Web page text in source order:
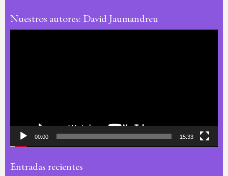
Nuestros autores: David Jaumandreu
00:00 15:33
Entradas recientes